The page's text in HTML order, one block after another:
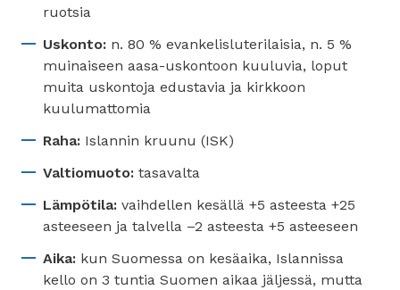
ruotsia
Uskonto: n. 80 % evankelisluterilaisia, n. 5 %
muinaiseen aasa-uskontoon kuuluvia, loput
muita uskontoja edustavia ja kirkkoon
kuulumattomia
Raha: Islannin kruunu (ISK)
Valtiomuoto: tasavalta
Lämpötila: vaihdellen kesällä +5 asteesta +25
asteeseen ja talvella –2 asteesta +5 asteeseen
Aika: kun Suomessa on kesäaika, Islannissa
kello on 3 tuntia Suomen aikaa jäljessä, mutta